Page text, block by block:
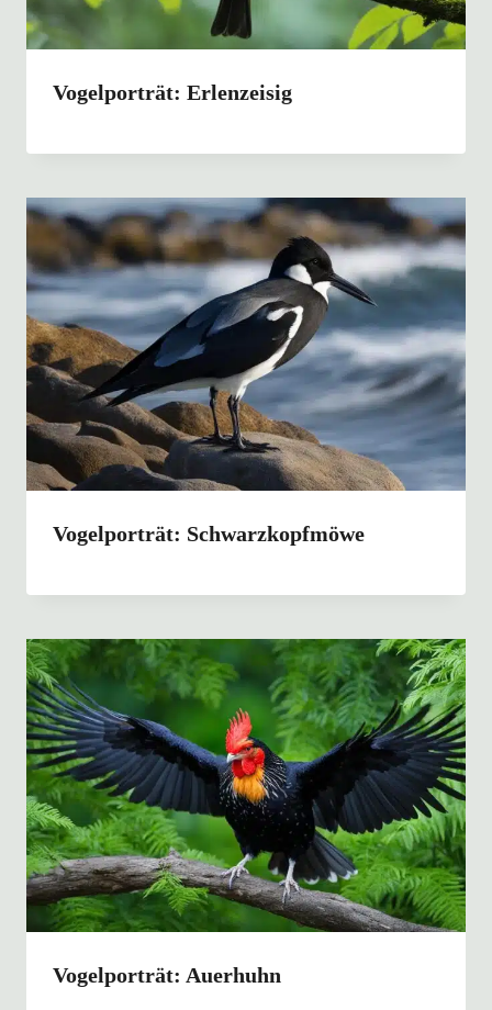
Vogelporträt: Erlenzeisig
Vogelporträt: Schwarzkopfmöwe
Vogelporträt: Auerhuhn